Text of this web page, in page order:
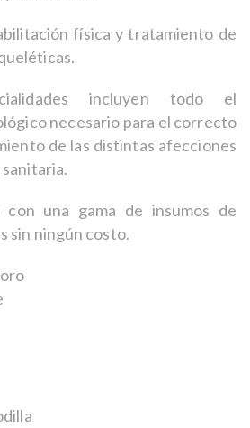
física y tratamiento de
incluyen todo el
necesario para el correcto
de las distintas afecciones
con una gama de insumos de
sin ningún costo.